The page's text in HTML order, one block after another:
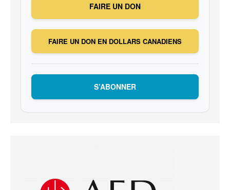
FAIRE UN DON
FAIRE UN DON EN DOLLARS CANADIENS
S’ABONNER